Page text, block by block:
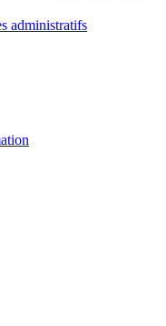
administratifs